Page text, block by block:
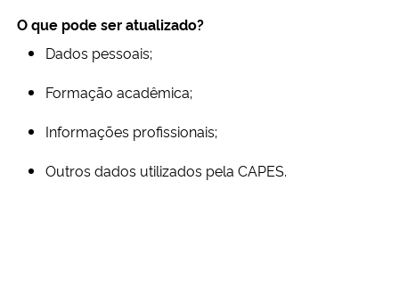
O que pode ser atualizado?
Dados pessoais;
Formação acadêmica;
Informações profissionais;
Outros dados utilizados pela CAPES.